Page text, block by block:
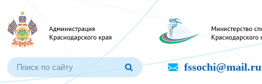
fssochi@mail.ru